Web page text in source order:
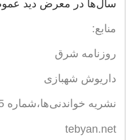
سال‌ها در معرض دید
منابع:
روزنامه شرق
داریوش شهبازی
نشریه خواندنی‌ها،شماره 45،سال 9431،ص 92
tebyan.net